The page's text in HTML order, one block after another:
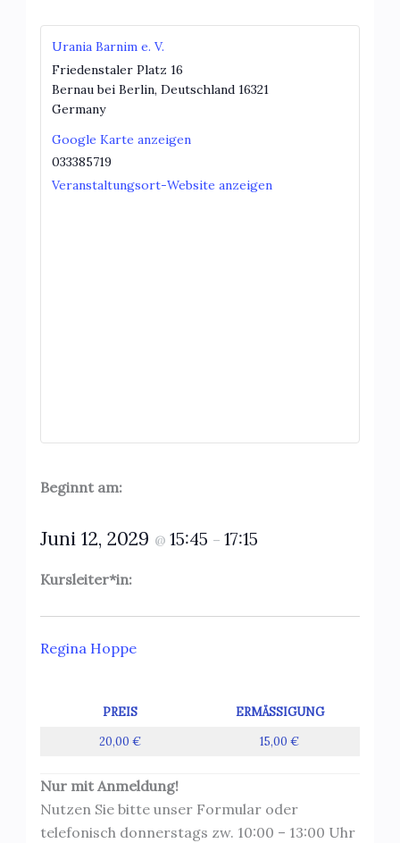
Urania Barnim e. V.
Friedenstaler Platz 16
Bernau bei Berlin, Deutschland 16321
Germany
Google Karte anzeigen
033385719
Veranstaltungsort-Website anzeigen
Beginnt am:
Juni 12, 2029 @ 15:45 – 17:15
Kursleiter*in:
Regina Hoppe
PREIS
ERMÄSSIGUNG
20,00 €
15,00 €
Nur mit Anmeldung!
Nutzen Sie bitte unser Formular oder
telefonisch donnerstags zw. 10:00 – 13:00 Uhr